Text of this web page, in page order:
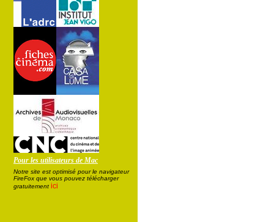
Pour les utilisateurs de Mac
Notre site est optimisé pour le navigateur
FireFox que vous pouvez télécharger
gratuitement ici